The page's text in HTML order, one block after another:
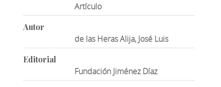
Artículo
Autor
de las Heras Alija, José Luis
Editorial
Fundación Jiménez Díaz